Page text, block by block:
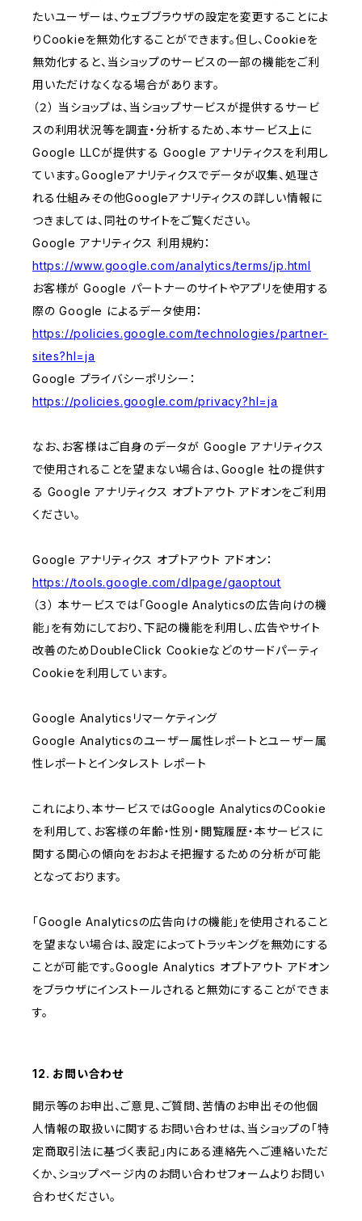
たいユーザーは、ウェブブラウザの設定を変更することによ
りCookieを無効化することができます。但し、Cookieを
無効化すると、当ショップのサービスの一部の機能をご利
用いただけなくなる場合があります。
（２） 当ショップは、当ショップサービスが提供するサービ
スの利用状況等を調査・分析するため、本サービス上に
Google LLCが提供する Google アナリティクスを利用し
ています。Googleアナリティクスでデータが収集、処理さ
れる仕組みその他Googleアナリティクスの詳しい情報に
つきましては、同社のサイトをご覧ください。
Google アナリティクス 利用規約：
https://www.google.com/analytics/terms/jp.html
お客様が Google パートナーのサイトやアプリを使用する
際の Google によるデータ使用：
https://policies.google.com/technologies/partner-
sites?hl=ja
Google プライバシーポリシー：
https://policies.google.com/privacy?hl=ja
なお、お客様はご自身のデータが Google アナリティクス
で使用されることを望まない場合は、Google 社の提供す
る Google アナリティクス オプトアウト アドオンをご利用
ください。
Google アナリティクス オプトアウト アドオン：
https://tools.google.com/dlpage/gaoptout
（３） 本サービスでは「Google Analyticsの広告向けの機
能」を有効にしており、下記の機能を利用し、広告やサイト
改善のためDoubleClick Cookieなどのサードパーティ
Cookieを利用しています。
Google Analyticsリマーケティング
Google Analyticsのユーザー属性レポートとユーザー属
性レポートとインタレスト レポート
これにより、本サービスではGoogle AnalyticsのCookie
を利用して、お客様の年齢・性別・閲覧履歴・本サービスに
関する関心の傾向をおおよそ把握するための分析が可能
となっております。
「Google Analyticsの広告向けの機能」を使用されること
を望まない場合は、設定によってトラッキングを無効にする
ことが可能です。Google Analytics オプトアウト アドオン
をブラウザにインストールされると無効にすることができま
す。
12. お問い合わせ
開示等のお申出、ご意見、ご質問、苦情のお申出その他個
人情報の取扱いに関するお問い合わせは、当ショップの「特
定商取引法に基づく表記」内にある連絡先へご連絡いただ
くか、ショップページ内のお問い合わせフォームよりお問い
合わせください。